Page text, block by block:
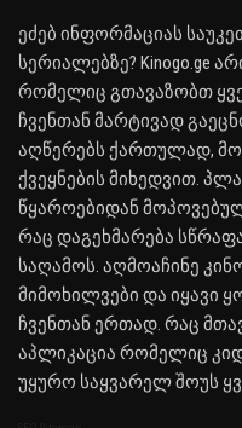
ეძებ ინფორმაციას
სერიალებზე? Kinogo.ge
რომელიც გთავაზობთ
ჩვენთან მარტივად
აღწერებს ქართულად,
ქვეყნების მიხედვით.
წყაროებიდან
რაც დაგეხმარება
საღამოს. აღმოაჩინე
მიმოხილვები და იყავი
ჩვენთან ერთად. რაც
აპლიკაცია რომელიც
უყურო საყვარელ შოუს